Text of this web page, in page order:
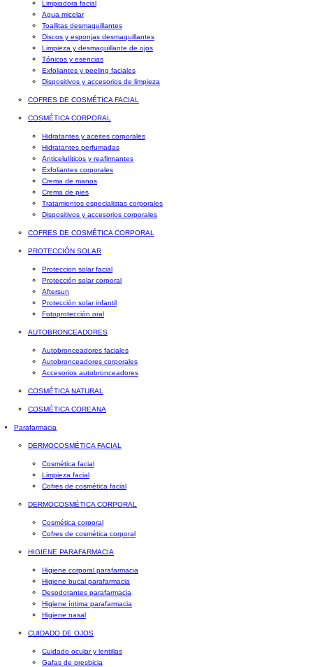
Limpiadora facial
Agua micelar
Toallitas desmaquillantes
Discos y esponjas desmaquillantes
Limpieza y desmaquillante de ojos
Tónicos y esencias
Exfoliantes y peeling faciales
Dispositivos y accesorios de limpieza
COFRES DE COSMÉTICA FACIAL
COSMÉTICA CORPORAL
Hidratantes y aceites corporales
Hidratantes perfumadas
Anticelulíticos y reafirmantes
Exfoliantes corporales
Crema de manos
Crema de pies
Tratamientos especialistas corporales
Dispositivos y accesorios corporales
COFRES DE COSMÉTICA CORPORAL
PROTECCIÓN SOLAR
Proteccion solar facial
Protección solar corporal
Aftersun
Protección solar infantil
Fotoprotección oral
AUTOBRONCEADORES
Autobronceadores faciales
Autobronceadores corporales
Accesorios autobronceadores
COSMÉTICA NATURAL
COSMÉTICA COREANA
Parafarmacia
DERMOCOSMÉTICA FACIAL
Cosmética facial
Limpieza facial
Cofres de cosmética facial
DERMOCOSMÉTICA CORPORAL
Cosmética corporal
Cofres de cosmética corporal
HIGIENE PARAFARMACIA
Higiene corporal parafarmacia
Higiene bucal parafarmacia
Desodorantes parafarmacia
Higiene íntima parafarmacia
Higiene nasal
CUIDADO DE OJOS
Cuidado ocular y lentillas
Gafas de presbicia